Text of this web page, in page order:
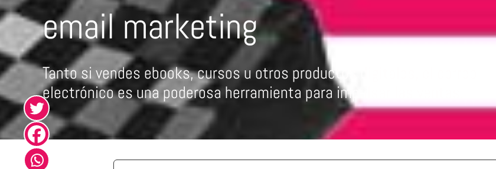
email marketing
Tanto si vendes ebooks, cursos u otros productos digitales, el correo
electrónico es una poderosa herramienta para impulsar las ventas.